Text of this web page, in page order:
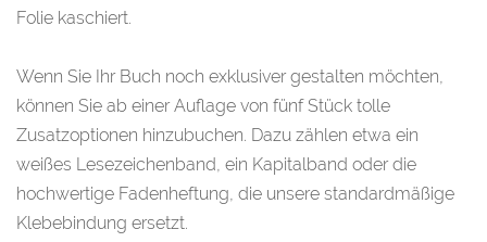
Folie kaschiert.
Wenn Sie Ihr Buch noch exklusiver gestalten möchten,
können Sie ab einer Auflage von fünf Stück tolle
Zusatzoptionen hinzubuchen. Dazu zählen etwa ein
weißes Lesezeichenband, ein Kapitalband oder die
hochwertige Fadenheftung, die unsere standardmäßige
Klebebindung ersetzt.